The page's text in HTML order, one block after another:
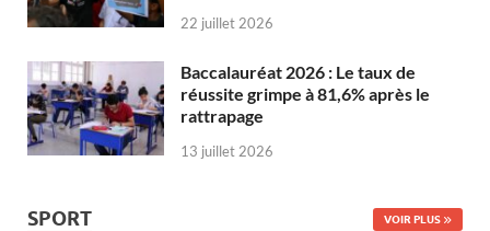
22 juillet 2026
Baccalauréat 2026 : Le taux de
réussite grimpe à 81,6% après le
rattrapage
13 juillet 2026
SPORT VOIR PLUS